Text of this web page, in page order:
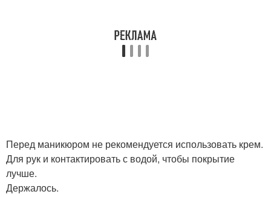
Перед маникюром не рекомендуется использовать крем.
Для рук и контактировать с водой, чтобы покрытие
лучше.
Держалось.